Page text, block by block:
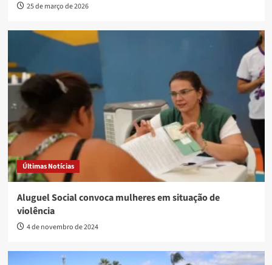
25 de março de 2026
Últimas Notícias
Aluguel Social convoca mulheres em situação de
violência
4 de novembro de 2024